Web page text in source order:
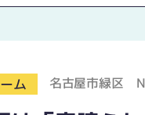
ム 名古屋市緑区